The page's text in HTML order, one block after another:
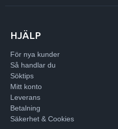
HJÄLP
För nya kunder
Så handlar du
Söktips
Mitt konto
Leverans
Betalning
Säkerhet & Cookies